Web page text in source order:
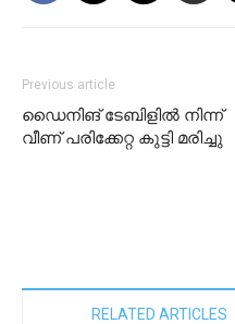
Previous article
ഡൈനിങ് ടേബിളിൽ നിന്ന്
വീണ് പരിക്കേറ്റ കുട്ടി മരിച്ചു
RELATED ARTICLES